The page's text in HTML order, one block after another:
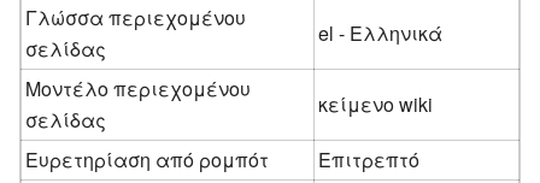
Γλώσσα περιεχομένου
σελίδας
el - Ελληνικά
Μοντέλο περιεχομένου
σελίδας
κείμενο wiki
Ευρετηρίαση από ρομπότ
Επιτρεπτό